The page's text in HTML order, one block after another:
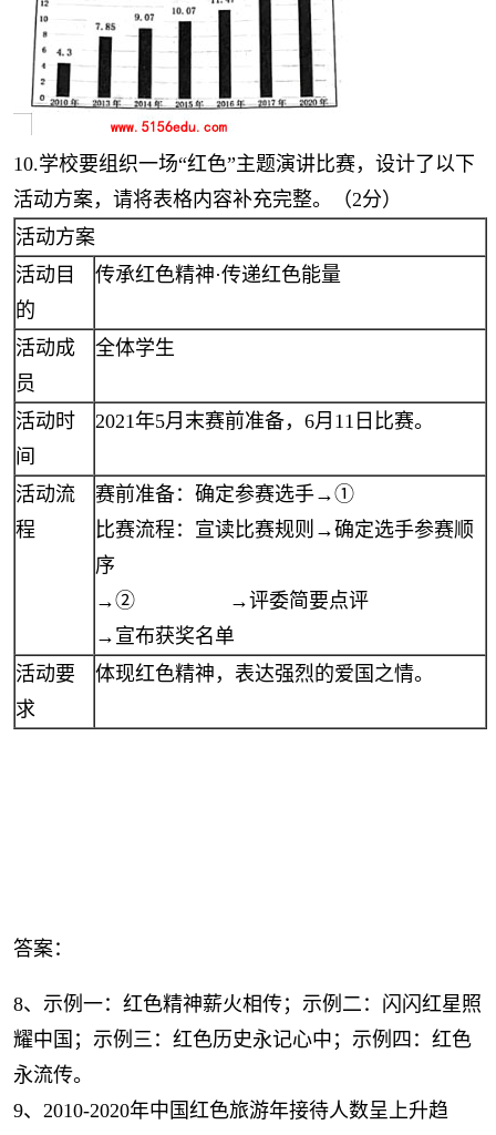
10.学校要组织一场“红色”主题演讲比赛，设计了以下
活动方案，请将表格内容补充完整。（2分）
活动方案
活动目
的
传承红色精神·传递红色能量
活动成
员
全体学生
活动时
间
2021年5月末赛前准备，6月11日比赛。
活动流
程
赛前准备：确定参赛选手→①
比赛流程：宣读比赛规则→确定选手参赛顺
序
→② →评委简要点评
→宣布获奖名单
活动要
求
体现红色精神，表达强烈的爱国之情。
答案：
8、示例一：红色精神薪火相传；示例二：闪闪红星照
耀中国；示例三：红色历史永记心中；示例四：红色
永流传。
9、2010-2020年中国红色旅游年接待人数呈上升趋